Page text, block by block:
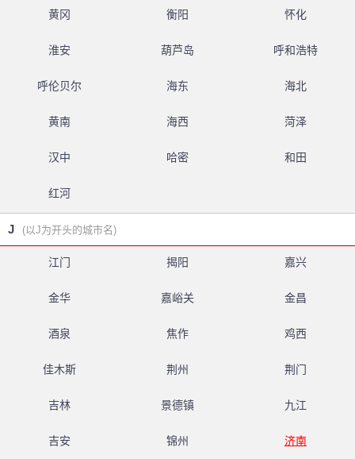
黄冈 衡阳 怀化
淮安 葫芦岛 呼和浩特
呼伦贝尔 海东 海北
黄南 海西 菏泽
汉中 哈密 和田
红河
J (以J为开头的城市名)
江门 揭阳 嘉兴
金华 嘉峪关 金昌
酒泉 焦作 鸡西
佳木斯 荆州 荆门
吉林 景德镇 九江
吉安 锦州 济南